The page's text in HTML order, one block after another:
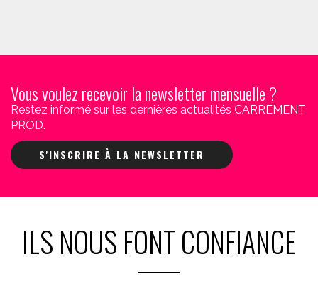
Vous voulez recevoir la newsletter mensuelle ?
Restez informé sur les dernières actualités CARREMENT
PROD.
S'INSCRIRE À LA NEWSLETTER
ILS NOUS FONT CONFIANCE